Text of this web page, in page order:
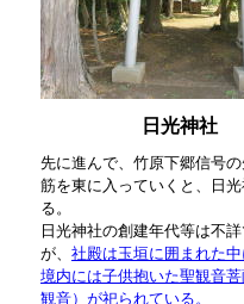
日光神社
先に進んで、竹原下郷信号
筋を東に入っていくと、日
る。
日光神社の創建年代等は不
が、 社殿は玉垣に囲まれた
境内には子供抱いた聖観音
観音）が祀られている。